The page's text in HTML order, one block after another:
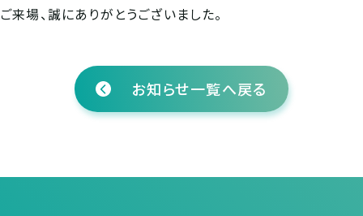
ご来場、誠にありがとうございました。
お知らせ一覧へ戻る